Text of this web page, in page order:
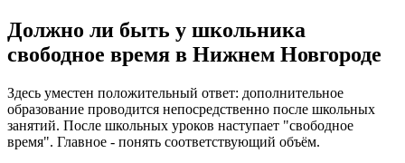
Должно ли быть у школьника
свободное время в Нижнем Новгороде
Здесь уместен положительный ответ: дополнительное
образование проводится непосредственно после школьных
занятий. После школьных уроков наступает "свободное
время". Главное - понять соответствующий объём.